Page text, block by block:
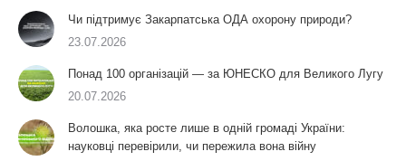
Чи підтримує Закарпатська ОДА охорону природи?
23.07.2026
Понад 100 організацій — за ЮНЕСКО для Великого Лугу
20.07.2026
Волошка, яка росте лише в одній громаді України:
науковці перевірили, чи пережила вона війну